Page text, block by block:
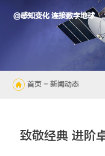
@感知变化 连接数字地球
首页 - 新闻动态
致敬经典 进阶卓越 | 星展测控船载卫通系列